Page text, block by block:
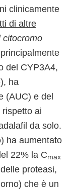
clinicamente
di altre
citocromo
del CYP3A4,
ha
(AUC) e del
ai
da solo.
ha aumentato
22% la Cmax
proteasi,
che è un